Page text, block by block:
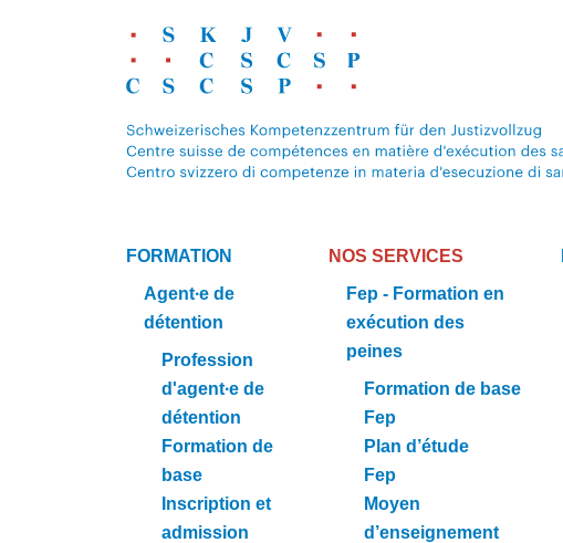
FORMATION
Agent∙e de
détention
Profession
d'agent∙e de
détention
Formation de
base
Inscription et
admission
NOS SERVICES
Fep - Formation en
exécution des
peines
Formation de base
Fep
Plan d’étude
Fep
Moyen
d’enseignement